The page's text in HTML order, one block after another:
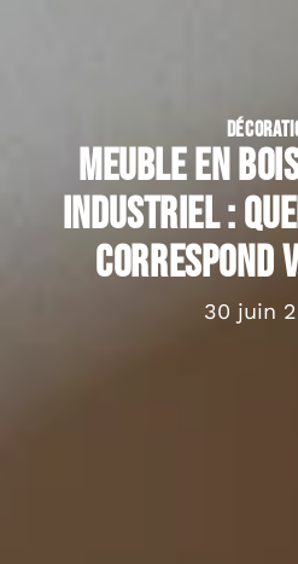
Meuble en
industriel :
correspond
30 juin